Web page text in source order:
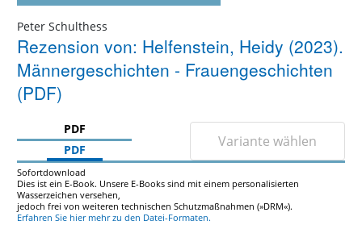
Peter Schulthess
Rezension von: Helfenstein, Heidy (2023).
Männergeschichten - Frauengeschichten
(PDF)
PDF
PDF
Variante wählen
Sofortdownload
Dies ist ein E-Book. Unsere E-Books sind mit einem personalisierten
Wasserzeichen versehen,
jedoch frei von weiteren technischen Schutzmaßnahmen (»DRM«).
Erfahren Sie hier mehr zu den Datei-Formaten.